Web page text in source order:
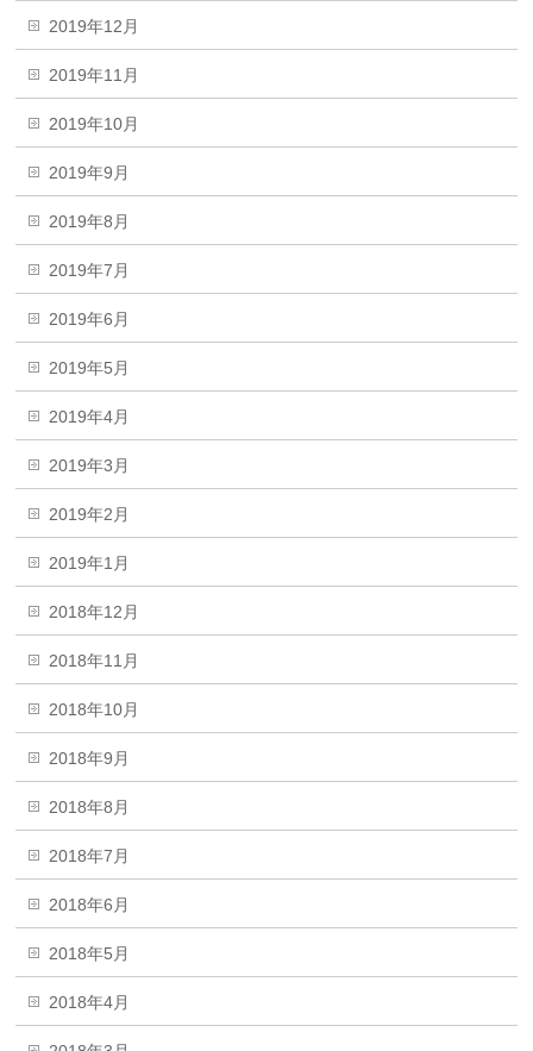
2019年12月
2019年11月
2019年10月
2019年9月
2019年8月
2019年7月
2019年6月
2019年5月
2019年4月
2019年3月
2019年2月
2019年1月
2018年12月
2018年11月
2018年10月
2018年9月
2018年8月
2018年7月
2018年6月
2018年5月
2018年4月